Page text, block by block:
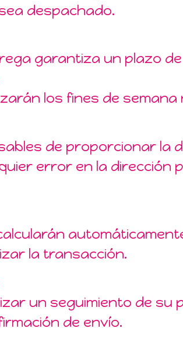
despachado.
garantiza un plazo
los fines de semana
de proporcionar la
error en la dirección
la transacción.
un seguimiento de
de envío.